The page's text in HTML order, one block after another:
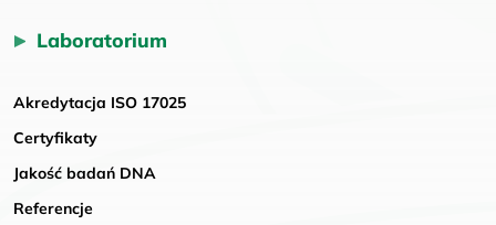
Laboratorium
Akredytacja ISO 17025
Certyfikaty
Jakość badań DNA
Referencje